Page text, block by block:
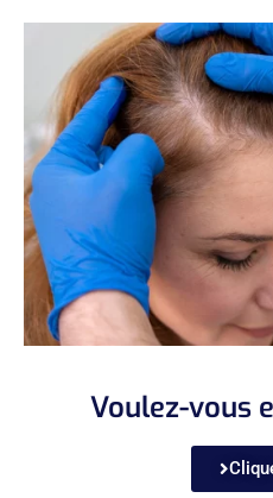
Voulez-vous